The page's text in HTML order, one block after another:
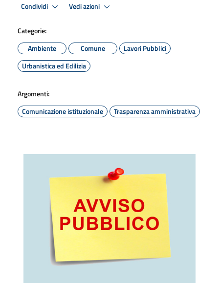
Condividi Vedi azioni
Categorie:
Ambiente
Comune
Lavori Pubblici
Urbanistica ed Edilizia
Argomenti:
Comunicazione istituzionale
Trasparenza amministrativa